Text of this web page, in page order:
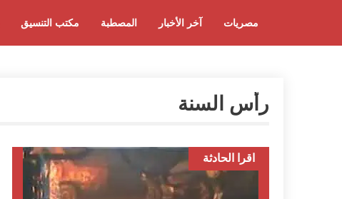
مكتب التنسيق المصطبة آخر الأخبار مصريات
رأس السنة
اقرا الحادثة